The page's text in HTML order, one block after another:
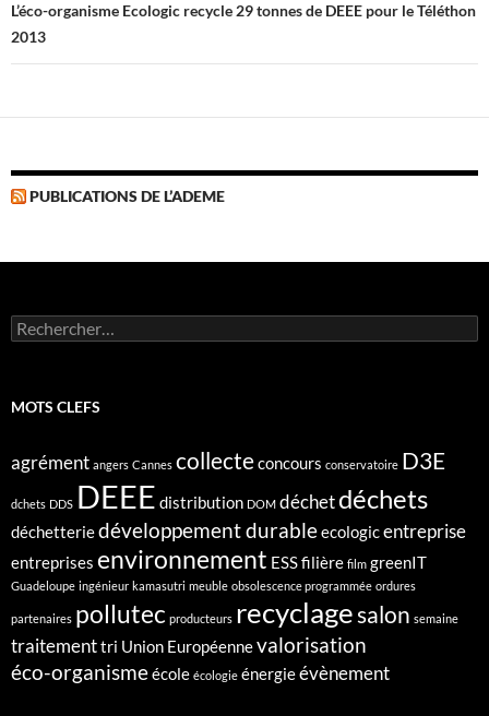
L’éco-organisme Ecologic recycle 29 tonnes de DEEE pour le Téléthon
2013
PUBLICATIONS DE L’ADEME
Rechercher :
MOTS CLEFS
agrément angers Cannes collecteconcours conservatoire D3E
dchets DDS DEEE distribution DOM déchetdéchets
déchetteriedéveloppement durableecologicentreprise
entreprises environnement ESSfilière film greenIT
Guadeloupe ingénieur kamasutri meuble obsolescence programmée ordures
partenaires pollutec producteurs recyclagesalon semaine
traitementtri Union Européennevalorisation
éco-organismeécole écologie énergieévènement